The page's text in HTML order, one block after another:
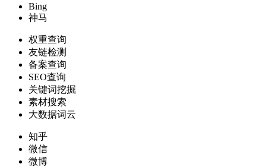
Bing
神马
权重查询
友链检测
备案查询
SEO查询
关键词挖掘
素材搜索
大数据词云
知乎
微信
微博